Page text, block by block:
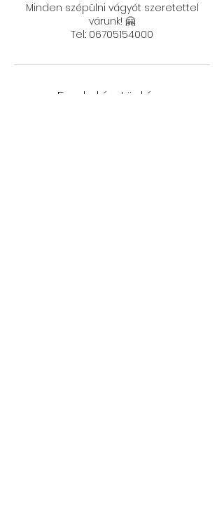
Minden szépülni vágyót szeretettel
várunk! 🤗
Tel.: 06705154000
Foglalás törlése